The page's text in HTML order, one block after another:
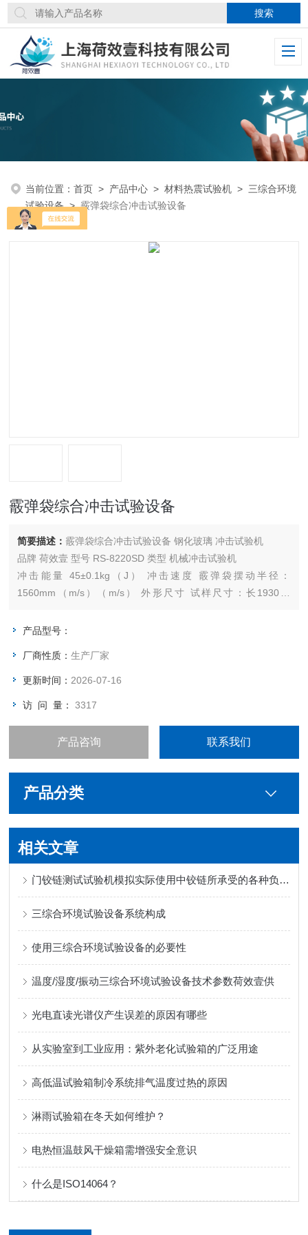
当前位置：首页 > 产品中心 >材料热震试验机 > 三综合环境
试验设备>霰弹袋综合冲击试验设备
霰弹袋综合冲击试验设备
简要描述： 霰弹袋综合冲击试验设备 钢化玻璃 冲击试验机
品牌 荷效壹 型号 RS-8220SD 类型 机械冲击试验机
冲击能量 45±0.1kg（J） 冲击速度 霰弹袋摆动半径：
1560mm（m/s）（m/s） 外形尺寸 试样尺寸：长1930＋
重量 霰弹袋质量：45±0.1（kg） 适用范围 用同一质量的冲击
产品型号：
厂商性质：生产厂家
更新时间： 2026-07-16
访 问 量：3317
产品咨询 联系我们
产品分类
相关文章
门铰链测试试验机模拟实际使用中铰链所承受的各种负载和应力
三综合环境试验设备系统构成
使用三综合环境试验设备的必要性
温度/湿度/振动三综合环境试验设备技术参数荷效壹供
光电直读光谱仪产生误差的原因有哪些
从实验室到工业应用：紫外老化试验箱的广泛用途
高低温试验箱制冷系统排气温度过热的原因
淋雨试验箱在冬天如何维护？
电热恒温鼓风干燥箱需增强安全意识
什么是ISO14064？